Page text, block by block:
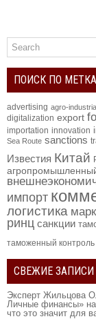
ПОИСК ПО
advertising agro-
digitalization export
importation innovation
Sea Route sanctions
Известия Китай
импорт
логистика
ринц санкции
таможенный контроль
СВЕЖИЕ ЗАПИСИ
Эксперт Жильцова
Личные финансы» на
что это значит для